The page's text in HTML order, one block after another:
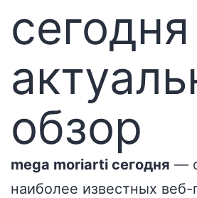
обзор
mega moriarti сегодня —
наиболее известных